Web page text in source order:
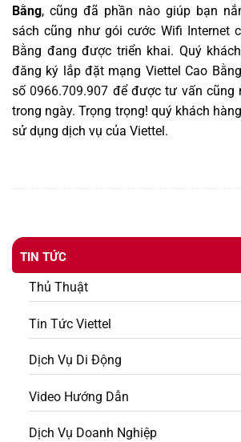
TIN TỨC
Thủ Thuật
Tin Tức Viettel
Dịch Vụ Di Động
Video Hướng Dẫn
Dịch Vụ Doanh Nghiệp
Bằng, cũng đã phần nào giúp bạn
sách cũng như gói cước Wifi
Internet
Bằng đang được triển khai. Quý
đăng ký lắp đặt mạng Viettel Cao
số 0966.709.907 để được tư vấn cũng
trong ngày. Trọng trọng! quý khách
sử dụng dịch vụ của Viettel.